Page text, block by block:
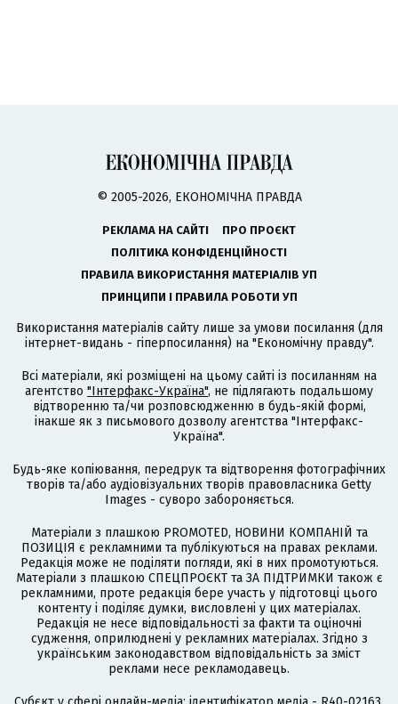
© 2005-2026, ЕКОНОМІЧНА ПРАВДА
РЕКЛАМА НА САЙТІ
ПРО ПРОЄКТ
ПОЛІТИКА КОНФІДЕНЦІЙНОСТІ
ПРАВИЛА ВИКОРИСТАННЯ МАТЕРІАЛІВ УП
ПРИНЦИПИ І ПРАВИЛА РОБОТИ УП
Використання матеріалів сайту лише за умови посилання (для
інтернет-видань - гіперпосилання) на "Економічну правду".
Всі матеріали, які розміщені на цьому сайті із посиланням на
агентство "Інтерфакс-Україна", не підлягають подальшому
відтворенню та/чи розповсюдженню в будь-якій формі,
інакше як з письмового дозволу агентства "Інтерфакс-
Україна".
Будь-яке копіювання, передрук та відтворення фотографічних
творів та/або аудіовізуальних творів правовласника Getty
Images - суворо забороняється.
Матеріали з плашкою PROMOTED, НОВИНИ КОМПАНІЙ та
ПОЗИЦІЯ є рекламними та публікуються на правах реклами.
Редакція може не поділяти погляди, які в них промотуються.
Матеріали з плашкою СПЕЦПРОЄКТ та ЗА ПІДТРИМКИ також є
рекламними, проте редакція бере участь у підготовці цього
контенту і поділяє думки, висловлені у цих матеріалах.
Редакція не несе відповідальності за факти та оціночні
судження, оприлюднені у рекламних матеріалах. Згідно з
українським законодавством відповідальність за зміст
реклами несе рекламодавець.